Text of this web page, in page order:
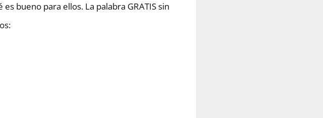
bueno para ellos. La palabra GRATIS sin